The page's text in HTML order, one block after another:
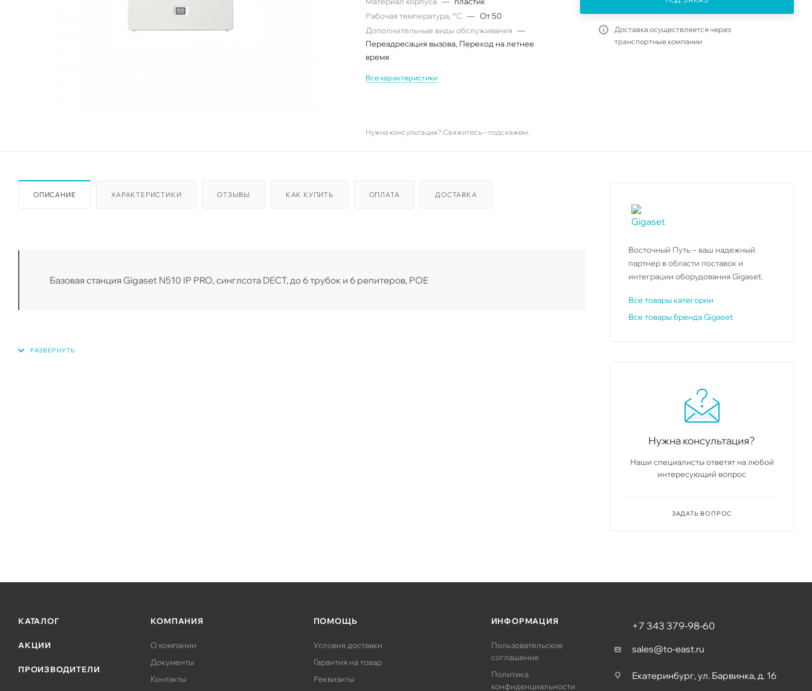
Рабочая температура, °C — От 50
Дополнительные виды обслуживания —
Переадресация вызова, Переход на летнее
время
Все характеристики
Доставка осуществляется через
транспортные компании
Нужна консультация? Свяжитесь – подскажем.
ОПИСАНИЕ ХАРАКТЕРИСТИКИ ОТЗЫВЫ КАК КУПИТЬ ОПЛАТА ДОСТАВКА
Базовая станция Gigaset N510 IP PRO, синглсота DECT, до 6 трубок и 6 репитеров, POE
Восточный Путь – ваш надежный
партнер в области поставок и
интеграции оборудования Gigaset.
Все товары категории
Все товары бренда Gigaset
Нужна консультация?
Наши специалисты ответят на любой
интересующий вопрос
ЗАДАТЬ ВОПРОС
КАТАЛОГ
АКЦИИ
ПРОИЗВОДИТЕЛИ
КОМПАНИЯ
О компании
Документы
Контакты
ПОМОЩЬ
Условия доставки
Гарантия на товар
Реквизиты
ИНФОРМАЦИЯ
Пользовательское
соглашение
Политика
конфиденциальности
+7 343 379-98-60
sales@to-east.ru
Екатеринбург, ул. Барвинка, д. 16